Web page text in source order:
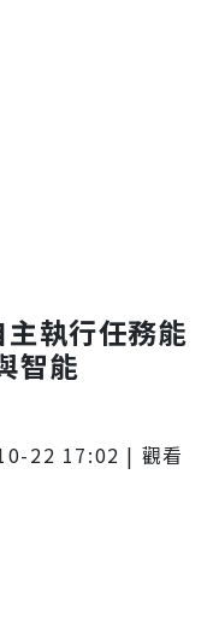
執行任務能
智能
22 17:02 | 觀看